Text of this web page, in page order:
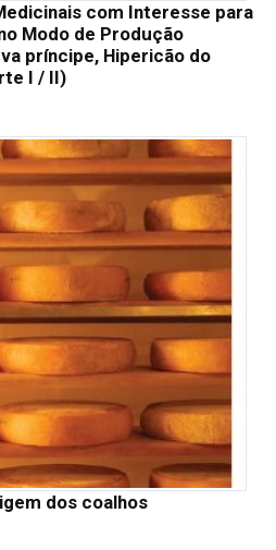
com Interesse para
Modo de Produção
príncipe, Hipericão do
I / II)
dos coalhos